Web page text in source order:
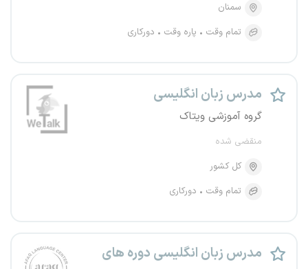
سمنان
تمام وقت
پاره وقت دورکاری
مدرس زبان انگلیسی
گروه آموزشی ویتاک
منقضی شده
کل کشور
تمام وقت
دورکاری
مدرس زبان انگلیسی دوره های